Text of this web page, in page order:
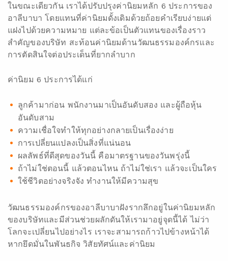
ในขณะเดียวกัน เราได้ปรับปรุงค่านิยมหลัก 6 ประการของ
อาลีบาบา โดยแทนที่ค่านิยมดั้งเดิมด้วยถ้อยคำเรียบง่ายแต่
แฝงไปด้วยความหมาย แต่ละข้อเป็นตัวแทนของเรื่องราว
สำคัญของบริษัท สะท้อนค่านิยมด้านวัฒนธรรมองค์กรและ
การตัดสินใจต่อประเด็นที่ยากลำบาก
ค่านิยม 6 ประการได้แก่
ลูกค้ามาก่อน พนักงานมาเป็นอันดับสอง และผู้ถือหุ้น
อันดับสาม
ความเชื่อใจทำให้ทุกอย่างกลายเป็นเรื่องง่าย
การเปลี่ยนแปลงเป็นสิ่งที่แน่นอน
ผลลัพธ์ที่ดีสุดของวันนี้ คือมาตรฐานของวันพรุ่งนี้
ถ้าไม่ใช่ตอนนี้ แล้วตอนไหน ถ้าไม่ใช่เรา แล้วจะเป็นใคร
ใช้ชีวิตอย่างจริงจัง ทำงานให้มีความสุข
วัฒนธรรมองค์กรของอาลีบาบาฝังรากลึกอยู่ในค่านิยมหลัก
ของบริษัทและมีส่วนช่วยผลักดันให้เรามาอยู่จุดนี้ได้ ไม่ว่า
โลกจะเปลี่ยนไปอย่างไร เราจะสามารถก้าวไปข้างหน้าได้
หากยึดมั่นในพันธกิจ วิสัยทัศน์และค่านิยม